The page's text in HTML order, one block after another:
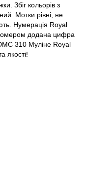
Збіг кольорів з
Мотки рівні, не
Нумерація Royal
додана цифра
310 Муліне Royal
якості!